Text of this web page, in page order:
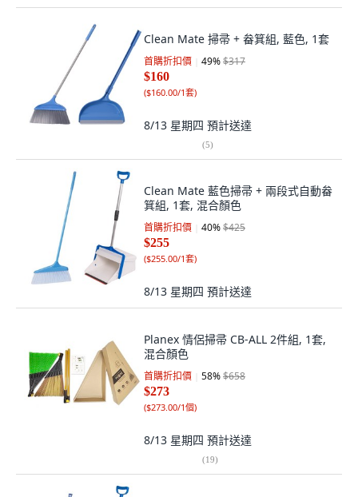
Clean Mate 掃帚 + 畚箕組, 藍色, 1套
首購折扣價 49%$317
$160
($160.00/1套)
8/13 星期四 預計送達
(5)
Clean Mate 藍色掃帚 + 兩段式自動畚
箕組, 1套, 混合顏色
首購折扣價 40%$425
$255
($255.00/1套)
8/13 星期四 預計送達
Planex 情侶掃帚 CB-ALL 2件組, 1套,
混合顏色
首購折扣價 58%$658
$273
($273.00/1個)
8/13 星期四 預計送達
(19)